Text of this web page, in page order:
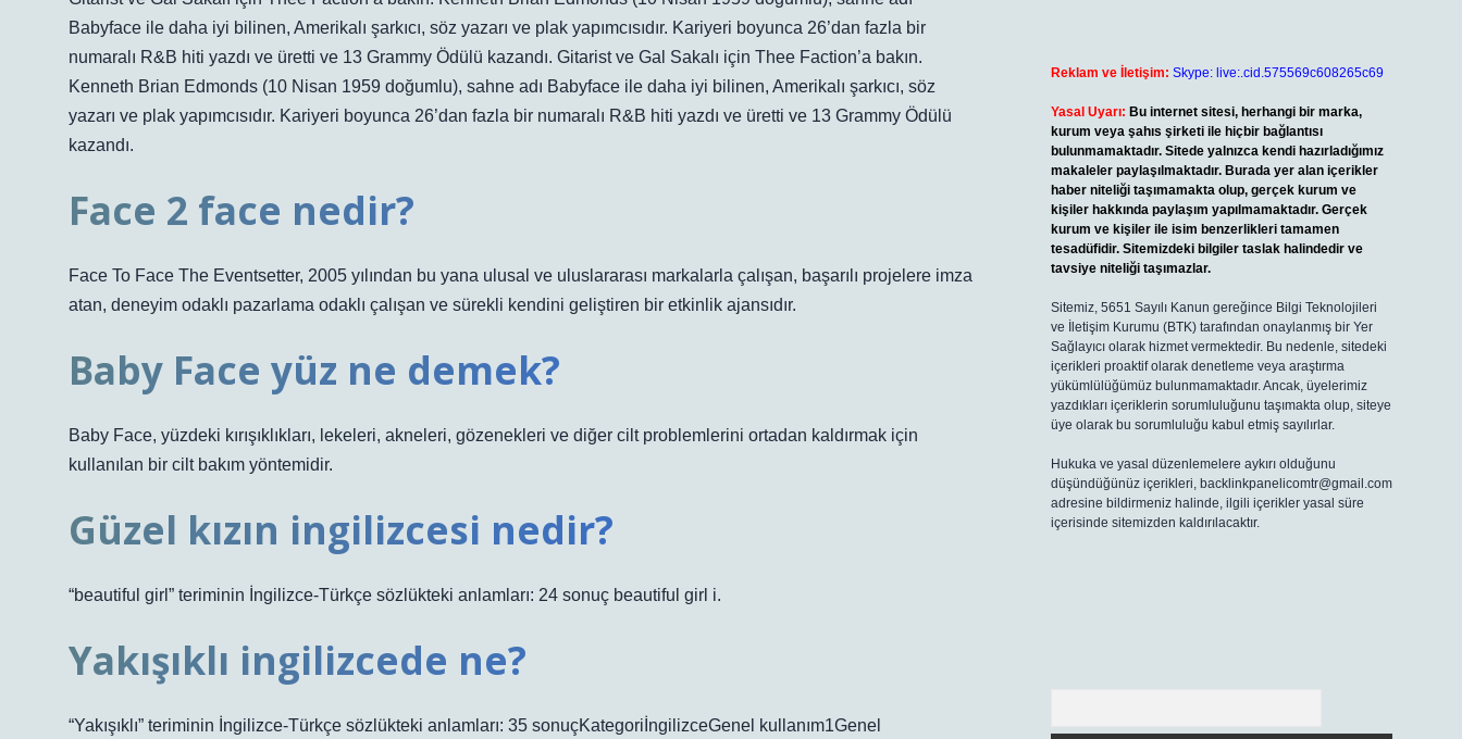
Babyface ile daha iyi bilinen, Amerikalı şarkıcı, söz yazarı ve plak yapımcısıdır. Kariyeri boyunca 26’dan fazla bir
numaralı R&B hiti yazdı ve üretti ve 13 Grammy Ödülü kazandı. Gitarist ve Gal Sakalı için Thee Faction’a bakın.
Kenneth Brian Edmonds (10 Nisan 1959 doğumlu), sahne adı Babyface ile daha iyi bilinen, Amerikalı şarkıcı, söz
yazarı ve plak yapımcısıdır. Kariyeri boyunca 26’dan fazla bir numaralı R&B hiti yazdı ve üretti ve 13 Grammy Ödülü
kazandı.
Face 2 face nedir?
Face To Face The Eventsetter, 2005 yılından bu yana ulusal ve uluslararası markalarla çalışan, başarılı projelere imza
atan, deneyim odaklı pazarlama odaklı çalışan ve sürekli kendini geliştiren bir etkinlik ajansıdır.
Baby Face yüz ne demek?
Baby Face, yüzdeki kırışıklıkları, lekeleri, akneleri, gözenekleri ve diğer cilt problemlerini ortadan kaldırmak için
kullanılan bir cilt bakım yöntemidir.
Güzel kızın ingilizcesi nedir?
“beautiful girl” teriminin İngilizce-Türkçe sözlükteki anlamları: 24 sonuç beautiful girl i.
Yakışıklı ingilizcede ne?
“Yakışıklı” teriminin İngilizce-Türkçe sözlükteki anlamları: 35 sonuçKategoriİngilizceGenel kullanım1Genel
Reklam ve İletişim: Skype: live:.cid.575569c608265c69
Yasal Uyarı: Bu internet sitesi, herhangi bir marka,
kurum veya şahıs şirketi ile hiçbir bağlantısı
bulunmamaktadır. Sitede yalnızca kendi hazırladığımız
makaleler paylaşılmaktadır. Burada yer alan içerikler
haber niteliği taşımamakta olup, gerçek kurum ve
kişiler hakkında paylaşım yapılmamaktadır. Gerçek
kurum ve kişiler ile isim benzerlikleri tamamen
tesadüfidir. Sitemizdeki bilgiler taslak halindedir ve
tavsiye niteliği taşımazlar.
Sitemiz, 5651 Sayılı Kanun gereğince Bilgi Teknolojileri
ve İletişim Kurumu (BTK) tarafından onaylanmış bir Yer
Sağlayıcı olarak hizmet vermektedir. Bu nedenle, sitedeki
içerikleri proaktif olarak denetleme veya araştırma
yükümlülüğümüz bulunmamaktadır. Ancak, üyelerimiz
yazdıkları içeriklerin sorumluluğunu taşımakta olup, siteye
üye olarak bu sorumluluğu kabul etmiş sayılırlar.
Hukuka ve yasal düzenlemelere aykırı olduğunu
düşündüğünüz içerikleri, backlinkpanelicomtr@gmail.com
adresine bildirmeniz halinde, ilgili içerikler yasal süre
içerisinde sitemizden kaldırılacaktır.